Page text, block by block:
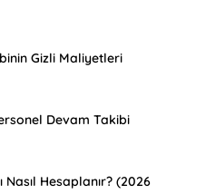
Gizli Maliyetleri
Devam Takibi
Nasıl Hesaplanır? (2026